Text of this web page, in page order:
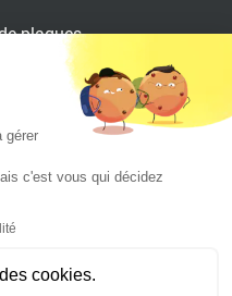
plaques
gérer
c'est vous qui décidez
cookies.